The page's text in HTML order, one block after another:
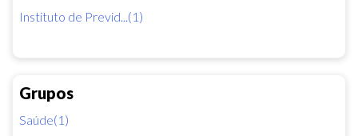
Instituto de Previd...(1)
Grupos
Saúde(1)